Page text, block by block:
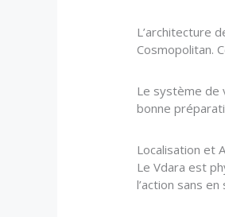
L’architecture
Cosmopolitan.
Le système de
bonne
Localisation et
Le Vdara est
l’action sans